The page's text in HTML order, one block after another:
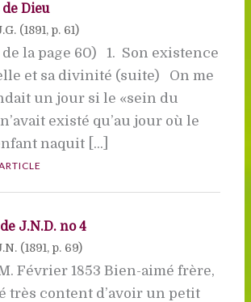
Dieu
(1891, p. 61)
la page 60) 1. Son existence
et sa divinité (suite) On me
un jour si le «sein du
existé qu’au jour où le
naquit [...]
J.N.D. no 4
(1891, p. 69)
Février 1853 Bien-aimé frère,
très content d’avoir un petit